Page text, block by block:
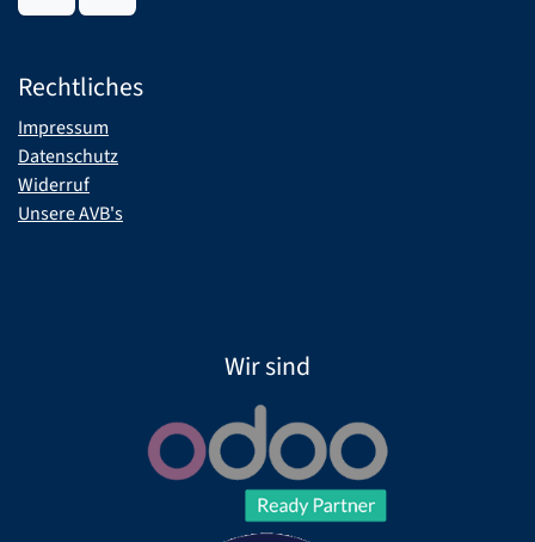
Rechtliches
Impressum
Datenschutz
Widerruf
Unsere AVB's
Wir sind